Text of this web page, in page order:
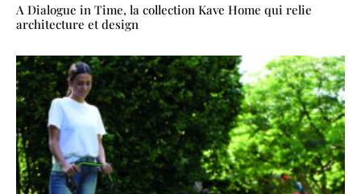
A Dialogue in Time, la collection Kave Home qui relie
architecture et design